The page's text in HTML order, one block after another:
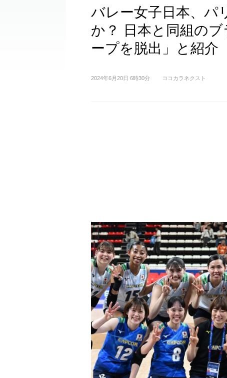
バレー女子日本、パ
か？ 日本と同組の
ープを脱出」と紹介
2024年6月20日 6時30分 ココカラネクスト